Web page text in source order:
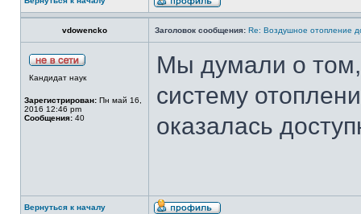
vdowencko Заголовок сообщения: Re: Воздушное отопление
Кандидат наук
Зарегистрирован: Пн май 16,
2016 12:46 pm
Сообщения: 40
Мы думали о
систему
оказалась
Вернуться к началу